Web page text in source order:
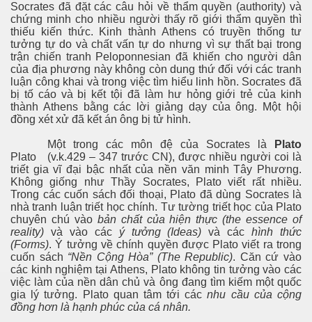
Socrates đã đặt các câu hỏi về thẩm quyền (authority) và
chứng minh cho nhiều người thấy rõ giới thẩm quyền thì
thiếu kiến thức. Kinh thành Athens có truyền thống tư
tưởng tự do và chất vấn tự do nhưng vì sự thất bại trong
trận chiến tranh Peloponnesian đã khiến cho người dân
của địa phương này không còn dung thứ đối với các tranh
luận công khai và trong việc tìm hiểu linh hồn. Socrates đã
bị tố cáo và bị kết tội đã làm hư hỏng giới trẻ của kinh
thành Athens bằng các lời giảng dạy của ông. Một hội
đồng xét xử đã kết án ông bị tử hình.
Plato
Một trong các môn đệ của Socrates là
Plato
(v.k.429 – 347 trước CN), được nhiều người coi là
triết gia vĩ đại bậc nhất của nền văn minh Tây Phương.
Không giống như Thầy Socrates, Plato viết rất nhiều.
Trong các cuốn sách đối thoại, Plato đã dùng Socrates là
nhà tranh luận triết học chính. Tư tường triết học của Plato
chuyên chú vào bản chất của hiện thực (the essence of
reality) và vào các ý tưởng (Ideas) và cáchình thức
(Forms). Ý tưởng về chính quyền được Plato viết ra trong
cuốn sách “Nền Cộng Hòa” (The Republic). Căn cứ vào
các kinh nghiệm tại Athens, Plato không tin tưởng vào các
việc làm của nền dân chủ và ông đang tìm kiếm một quốc
gia lý tưởng. Plato quan tâm tới cácnhu cầu của cộng
đồng hơn là hạnh phúc của cá nhân.